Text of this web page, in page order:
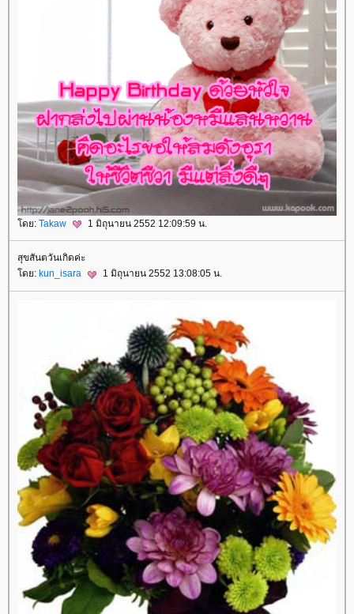
โดย: Takaw 1 มิถุนายน 2552 12:09:59 น.
สุขสันตวันเกิดค่ะ
โดย: kun_isara 1 มิถุนายน 2552 13:08:05 น.